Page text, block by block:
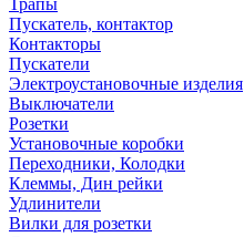
Трапы
Пускатель, контактор
Контакторы
Пускатели
Электроустановочные изделия
Выключатели
Розетки
Установочные коробки
Переходники, Колодки
Клеммы, Дин рейки
Удлинители
Вилки для розетки